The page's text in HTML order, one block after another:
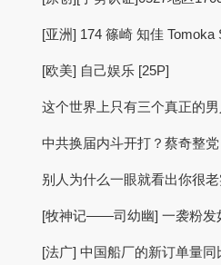
[亚洲] 174 篠崎 知佳
[欧美] 自己娱乐 [25P]
这个世界上只有三个真正的男
中共换届内斗开打？蔡奇整党
别人为什么一眼就看出你很老
[牧神记——司幼幽] 一袭粉发
[法广] 中国船厂的新订单量同